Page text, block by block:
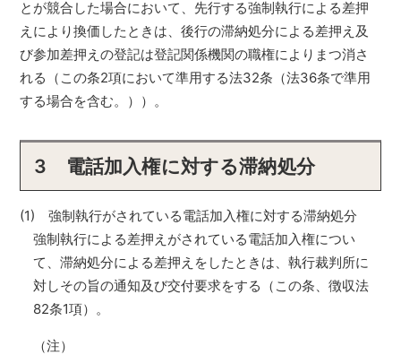
とが競合した場合において、先行する強制執行による差押
えにより換価したときは、後行の滞納処分による差押え及
び参加差押えの登記は登記関係機関の職権によりまつ消さ
れる（この条2項において準用する法32条（法36条で準用
する場合を含む。））。
3 電話加入権に対する滞納処分
(1) 強制執行がされている電話加入権に対する滞納処分
強制執行による差押えがされている電話加入権につい
て、滞納処分による差押えをしたときは、執行裁判所に
対しその旨の通知及び交付要求をする（この条、徴収法
82条1項）。
（注）